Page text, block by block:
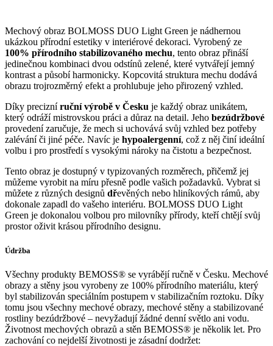
Mechový obraz BOLMOSS DUO Light Green je nádhernou
ukázkou přírodní estetiky v interiérové dekoraci. Vyrobený ze
100% přírodního stabilizovaného mechu, tento obraz přináší
jedinečnou kombinaci dvou odstínů zelené, které vytvářejí jemný
kontrast a působí harmonicky. Kopcovitá struktura mechu dodává
obrazu trojrozměrný efekt a prohlubuje jeho přirozený vzhled.
Díky precizníruční výrobě v Česku je každý obraz unikátem,
který odráží mistrovskou práci a důraz na detail. Jeho bezúdržbové
provedení zaručuje, že mech si uchovává svůj vzhled bez potřeby
zalévání či jiné péče. Navíc je hypoalergenní, což z něj činí ideální
volbu i pro prostředí s vysokými nároky na čistotu a bezpečnost.
Tento obraz je dostupný v typizovaných rozměrech, přičemž jej
můžeme vyrobit na míru přesně podle vašich požadavků. Vybrat si
můžete z různých designů dřevěných nebo hliníkových rámů, aby
dokonale zapadl do vašeho interiéru. BOLMOSS DUO Light
Green je dokonalou volbou pro milovníky přírody, kteří chtějí svůj
prostor oživit krásou přírodního designu.
Údržba
Všechny produkty BEMOSS® se vyrábějí ručně v Česku. Mechové
obrazy a stěny jsou vyrobeny ze 100% přírodního materiálu, který
byl stabilizován speciálním postupem v stabilizačním roztoku. Díky
tomu jsou všechny mechové obrazy, mechové stěny a stabilizované
rostliny bezúdržbové – nevyžadují žádné denní světlo ani vodu.
Životnost mechových obrazů a stěn BEMOSS® je několik let. Pro
zachování co nejdelší životnosti je zásadní dodržet: